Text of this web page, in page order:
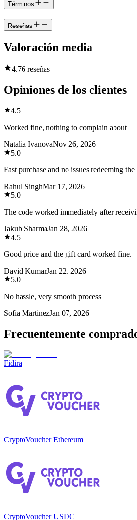
Términos
Reseñas
Valoración media
4.76 reseñas
Opiniones de los clientes
4.5
Worked fine, nothing to complain about
Natalia IvanovaNov 26, 2026
5.0
Fast purchase and no issues redeeming the
Rahul SinghMar 17, 2026
5.0
The code worked immediately after
Jakub SharmaJan 28, 2026
4.5
Good price and the gift card worked fine.
David KumarJan 22, 2026
5.0
No hassle, very smooth process
Sofia MartinezJan 07, 2026
Frecuentemente
Fidira
CryptoVoucher Ethereum
CryptoVoucher USDC